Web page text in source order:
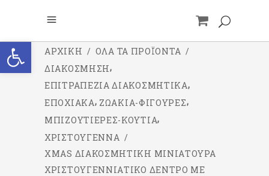
Ανοίξτε τη γραμμή εργαλείων
ΑΡΧΙΚΉ / ΌΛΑ ΤΑ ΠΡΟΪΌΝΤΑ /
ΔΙΑΚΟΣΜΗΣΗ,
ΕΠΙΤΡΑΠΕΖΙΑ ΔΙΑΚΟΣΜΗΤΙΚΑ,
ΕΠΟΧΙΑΚΑ, ΖΩΑΚΙΑ-ΦΙΓΟΥΡΕΣ,
ΜΠΙΖΟΥΤΙΕΡΕΣ-ΚΟΥΤΙΑ,
ΧΡΙΣΤΟΥΓΕΝΝΑ /
XMAS ΔΙΑΚΟΣΜΗΤΙΚΉ ΜΙΝΙΑΤΟΎΡΑ
ΧΡΙΣΤΟΥΓΕΝΝΙΆΤΙΚΟ ΔΈΝΤΡΟ ΜΕ